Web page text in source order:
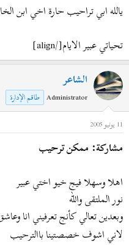
يالله ابي تراحيب حارة اخي ابن
تحياتي عبير الايام[/align]
الشاعر
Administrator طاقم الإدارة
11 يونيو 2005
مشاركة: ممكن ترحيب
اهلا وسهلا فيج خيو اختي عبير
نور الملتقى والله
وبعدين تعالي كأنج تعرفيني انا
لاني اشوف خصصتينا باالترحيب